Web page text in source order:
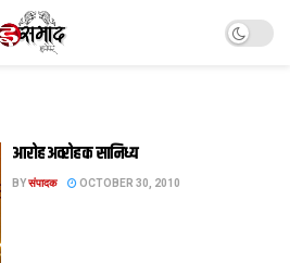
आरोह अवरोह क सानिध्य
BYसंपादक OCTOBER 30, 2010